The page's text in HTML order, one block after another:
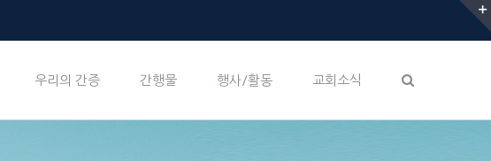
우리의 간증 간행물 행사/활동 교회소식